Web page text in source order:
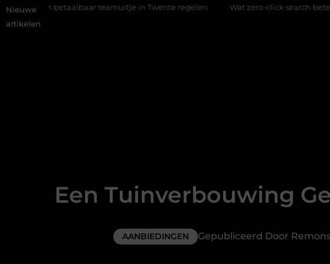
Nieuwe
artikelen
teamuitje in Twente regelen Wat zero-click search betekent voor de
Een Tuinverbouwing
AANBIEDINGEN Gepubliceerd Door